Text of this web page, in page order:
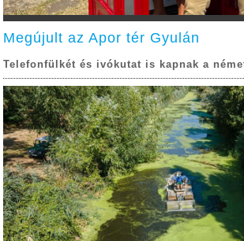
Megújult az Apor tér Gyulán
Telefonfülkét és ivókutat is kapnak a